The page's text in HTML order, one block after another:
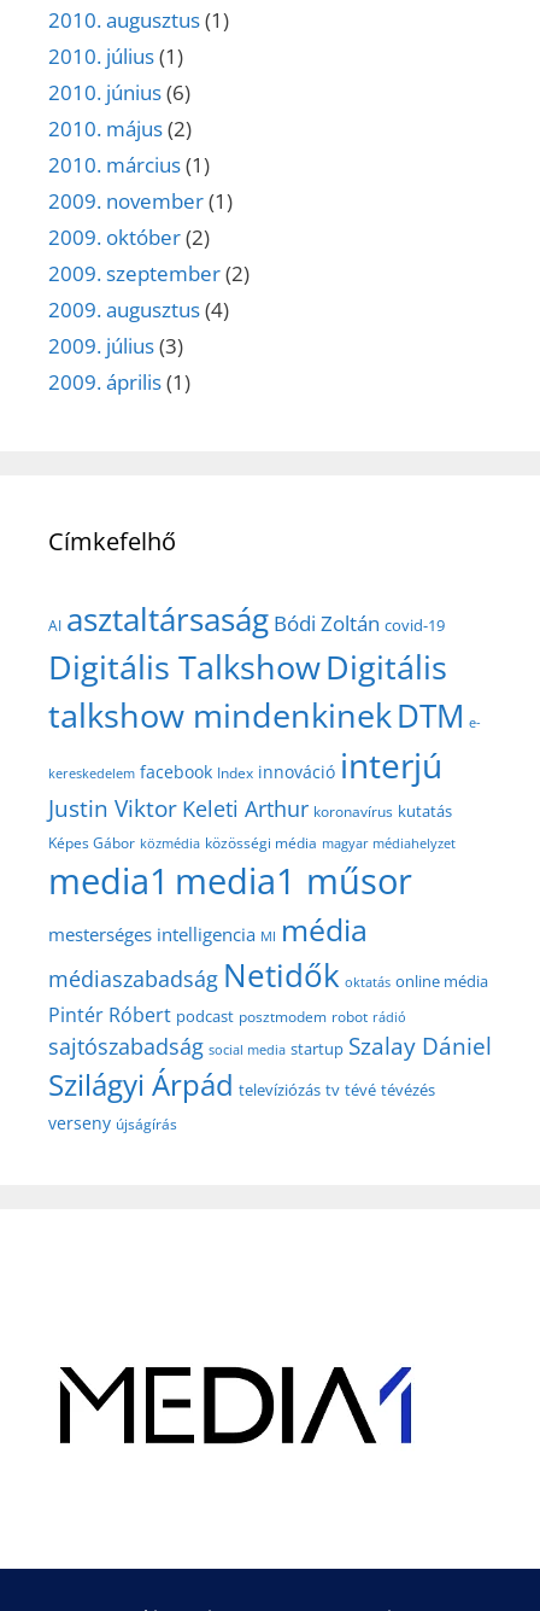
2010. augusztus(1)
2010. július(1)
2010. június(6)
2010. május(2)
2010. március(1)
2009. november(1)
2009. október(2)
2009. szeptember(2)
2009. augusztus(4)
2009. július(3)
2009. április(1)
Címkefelhő
AI asztaltársaság Bódi Zoltán covid-19
Digitális TalkshowDigitális
talkshow mindenkinekDTM e-
kereskedelem facebook Index innováció interjú
Justin Viktor Keleti Arthur koronavírus kutatás
Képes Gábor közmédia közösségi média magyar médiahelyzet
media1 media1 műsor
mesterséges intelligencia MI média
médiaszabadság Netidők oktatás online média
Pintér Róbert podcast posztmodem robot rádió
sajtószabadság social media startup Szalay Dániel
Szilágyi Árpád televíziózás tv tévé tévézés
verseny újságírás